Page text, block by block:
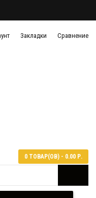
Закладки Сравнение
0 ТОВАР(ОВ) - 0.00 Р.